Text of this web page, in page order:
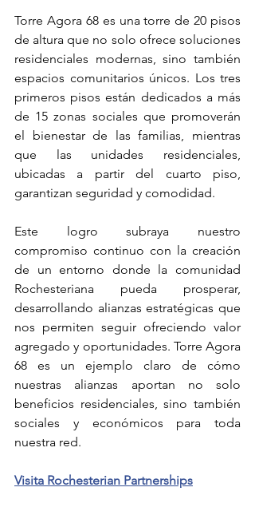
Torre Agora 68 es una torre de 20 pisos
de altura que no solo ofrece soluciones
residenciales modernas, sino también
espacios comunitarios únicos. Los tres
primeros pisos están dedicados a más
de 15 zonas sociales que promoverán
el bienestar de las familias, mientras
que las unidades residenciales,
ubicadas a partir del cuarto piso,
garantizan seguridad y comodidad.
Este logro subraya nuestro
compromiso continuo con la creación
de un entorno donde la comunidad
Rochesteriana pueda prosperar,
desarrollando alianzas estratégicas que
nos permiten seguir ofreciendo valor
agregado y oportunidades. Torre Agora
68 es un ejemplo claro de cómo
nuestras alianzas aportan no solo
beneficios residenciales, sino también
sociales y económicos para toda
nuestra red.
Visita Rochesterian Partnerships